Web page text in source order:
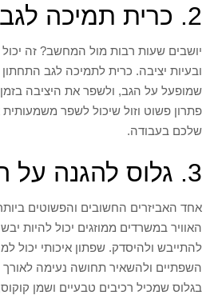
2. כרית תמיכה לגב התחתון
יושבים שעות רבות מול המחשב? זה יכול
ובעיות יציבה. כרית לתמיכה לגב
שמופעל על הגב, ולשפר את היציבה
פתרון פשוט וזול שיכול לשפר
שלכם בעבודה.
3. גלוס להגנה על השפתיים
אחד האביזרים החשובים והפשוטים
האוויר במשרדים ממוזגים יכול להיות
להתייבש ולהיסדק. שפתון איכותי יכול
השפתיים ולהשאיר תחושה נעימה לאורך
בגלוס שמכיל רכיבים טבעיים ושמן